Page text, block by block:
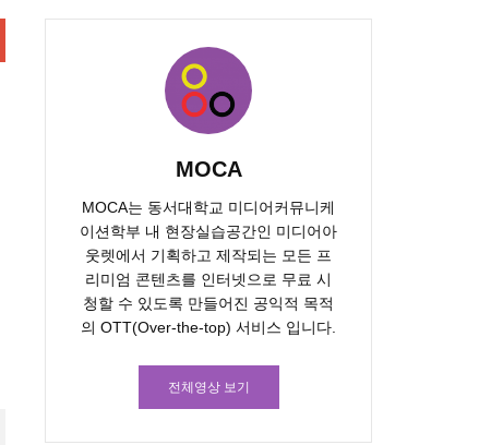
MOCA
MOCA는 동서대학교 미디어커뮤니케
이션학부 내 현장실습공간인 미디어아
웃렛에서 기획하고 제작되는 모든 프
리미엄 콘텐츠를 인터넷으로 무료 시
청할 수 있도록 만들어진 공익적 목적
의 OTT(Over-the-top) 서비스 입니다.
전체영상 보기